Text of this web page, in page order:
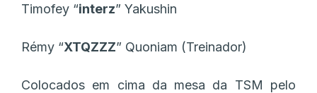
Timofey “interz” Yakushin
Rémy “XTQZZZ” Quoniam (Treinador)
Colocados em cima da mesa da TSM pelo